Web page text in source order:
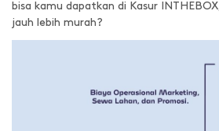
bisa kamu dapatkan di Kasur
jauh lebih murah?